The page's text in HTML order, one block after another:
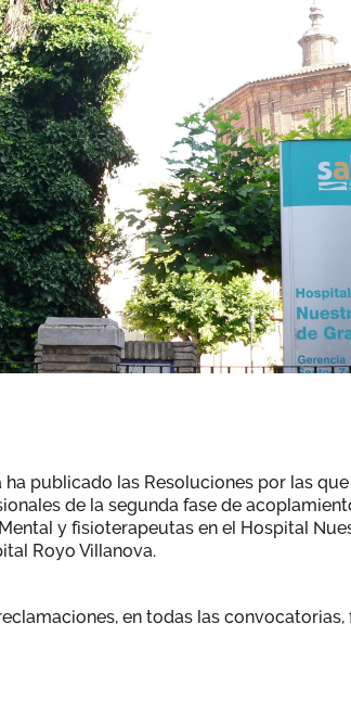
ha publicado las Resoluciones por las que
de la segunda fase de
y fisioterapeutas en el Hospital
Royo Villanova.
en todas las convocatorias,